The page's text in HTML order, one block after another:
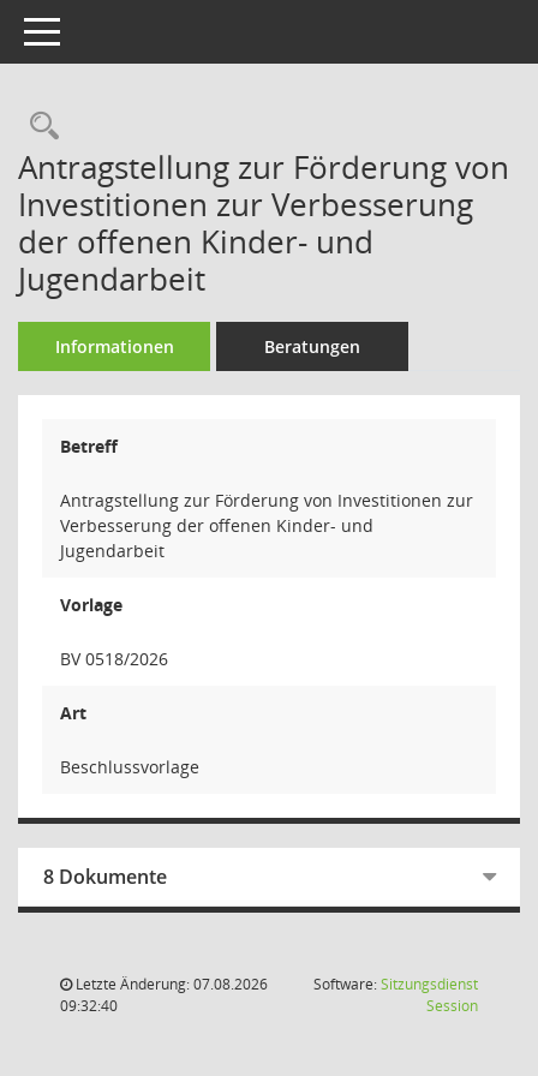
Toggle navigation
Rechercheauswahl
Antragstellung zur Förderung von
Investitionen zur Verbesserung
der offenen Kinder- und
Jugendarbeit
Informationen Beratungen
Betreff
Antragstellung zur Förderung von Investitionen zur
Verbesserung der offenen Kinder- und
Jugendarbeit
Vorlage
BV 0518/2026
Art
Beschlussvorlage
8 Dokumente
Letzte Änderung: 07.08.2026
09:32:40
Software:Sitzungsdienst
Session(Wird in